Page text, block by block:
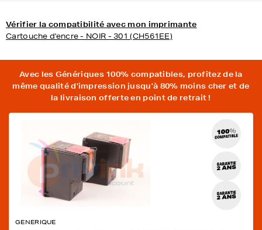
Avec les Génériques 100% compatibles, profitez de la
même qualité d'impression jusqu'à 80% moins cher et de
la livraison offerte en point de retrait !
GENERIQUE
Vérifier la compatibilité avec mon imprimante
Cartouche d'encre - NOIR - 301 (CH561EE)